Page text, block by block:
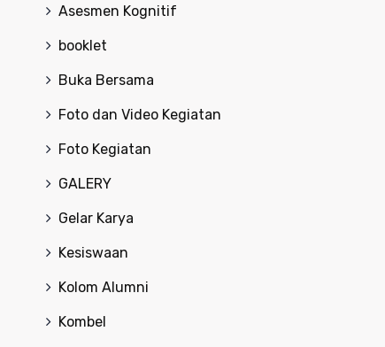
Asesmen Kognitif
booklet
Buka Bersama
Foto dan Video Kegiatan
Foto Kegiatan
GALERY
Gelar Karya
Kesiswaan
Kolom Alumni
Kombel